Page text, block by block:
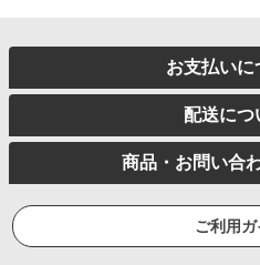
お支払いに
配送につ
商品・お問い合
ご利用